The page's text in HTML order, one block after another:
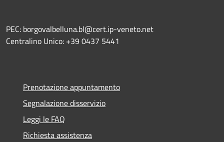
PEC: borgovalbelluna.bl@cert.ip-veneto.net
Centralino Unico: +39 0437 5441
Prenotazione appuntamento
Segnalazione disservizio
Leggi le FAQ
Richiesta assistenza